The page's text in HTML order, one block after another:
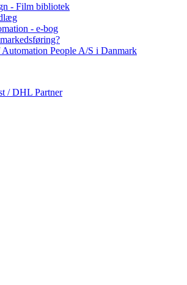
- Film bibliotek
- e-bog
People A/S i Danmark
/ DHL Partner